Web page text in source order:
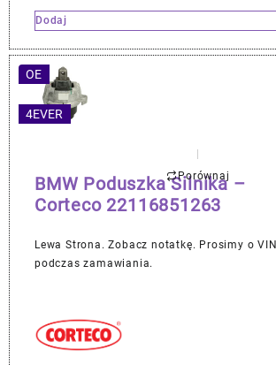
Dodaj
OE
4EVER
Porównaj
BMW Poduszka Silnika –
Corteco 22116851263
Lewa Strona. Zobacz notatkę. Prosimy o VIN
podczas zamawiania.